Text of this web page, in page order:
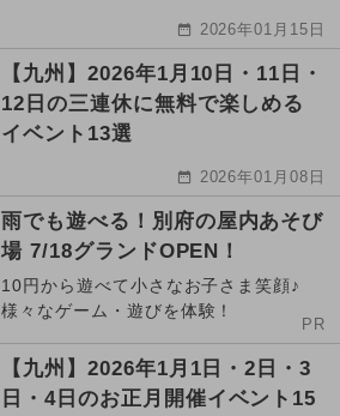
2026年01月15日
【九州】2026年1月10日・11日・
12日の三連休に無料で楽しめる
イベント13選
2026年01月08日
雨でも遊べる！別府の屋内あそび
場 7/18グランドOPEN！
10円から遊べて小さなお子さま笑顔♪
様々なゲーム・遊びを体験！
PR
【九州】2026年1月1日・2日・3
日・4日のお正月開催イベント15